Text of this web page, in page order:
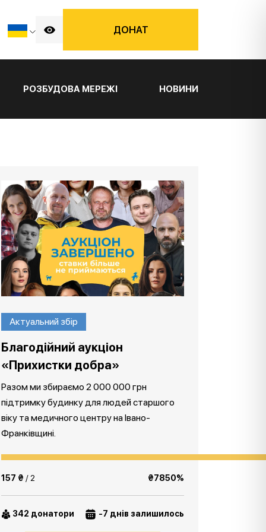
ДОНАТ
РОЗБУДОВА МЕРЕЖІ НОВИНИ
Актуальний збір
Благодійний аукціон
«Прихистки добра»
Разом ми збираємо 2 000 000 грн
підтримку будинку для людей старшого
віку та медичного центру на Івано-
Франківщині.
157 ₴ / 2 ₴7850%
342 донатори -7 днів залишилось